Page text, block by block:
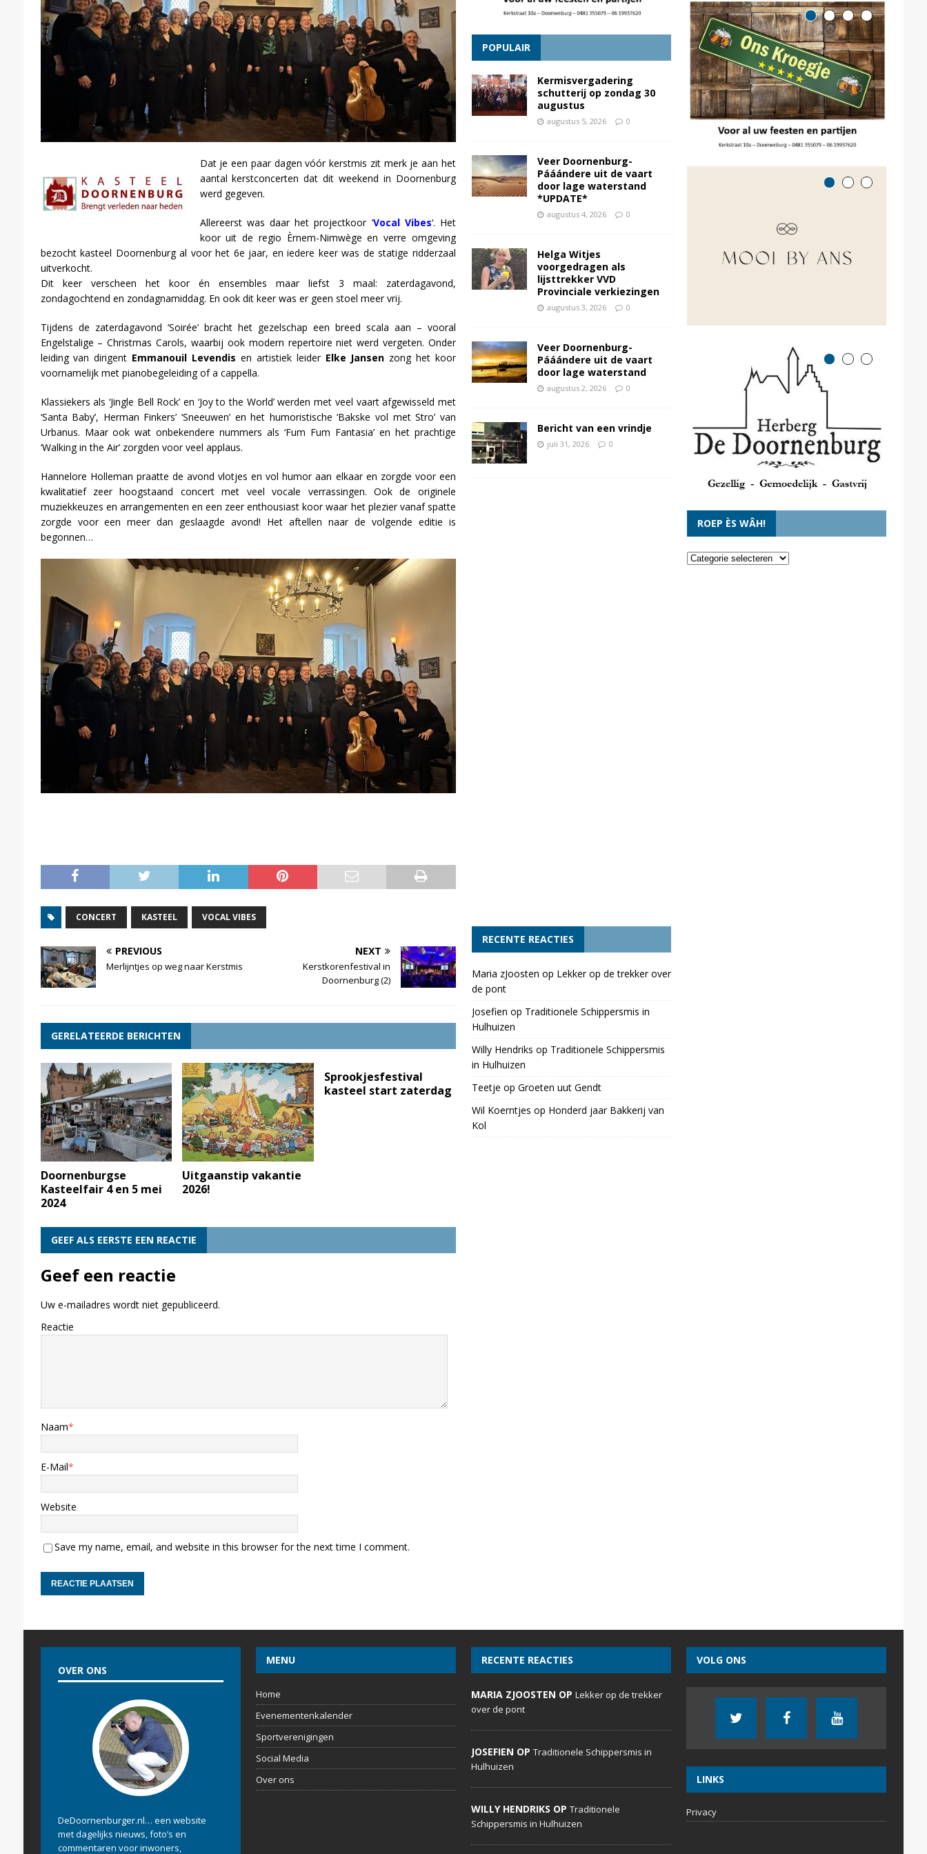
Dat je een paar dagen vóór kerstmis zit merk je aan het
aantal kerstconcerten dat dit weekend in Doornenburg
werd gegeven.
Allereerst was daar het projectkoor ‘Vocal Vibes‘. Het
koor uit de regio Èrnem-Nimwège en verre omgeving
bezocht kasteel Doornenburg al voor het 6e jaar, en iedere keer was de statige ridderzaal
uitverkocht.
Dit keer verscheen het koor én ensembles maar liefst 3 maal: zaterdagavond,
zondagochtend en zondagnamiddag. En ook dit keer was er geen stoel meer vrij.
Tijdens de zaterdagavond ‘Soirée’ bracht het gezelschap een breed scala aan – vooral
Engelstalige – Christmas Carols, waarbij ook modern repertoire niet werd vergeten. Onder
leiding van dirigent Emmanouil Levendis en artistiek leider Elke Jansen zong het koor
voornamelijk met pianobegeleiding of a cappella.
Klassiekers als ‘Jingle Bell Rock’ en ‘Joy to the World’ werden met veel vaart afgewisseld met
‘Santa Baby’, Herman Finkers’ ‘Sneeuwen’ en het humoristische ‘Bakske vol met Stro’ van
Urbanus. Maar ook wat onbekendere nummers als ‘Fum Fum Fantasia’ en het prachtige
‘Walking in the Air’ zorgden voor veel applaus.
Hannelore Holleman praatte de avond vlotjes en vol humor aan elkaar en zorgde voor een
kwalitatief zeer hoogstaand concert met veel vocale verrassingen. Ook de originele
muziekkeuzes en arrangementen en een zeer enthousiast koor waar het plezier vanaf spatte
zorgde voor een meer dan geslaagde avond! Het aftellen naar de volgende editie is
begonnen…
CONCERT KASTEEL VOCAL VIBES
PREVIOUS
Merlijntjes op weg naar Kerstmis
NEXT
Kerstkorenfestival in
Doornenburg (2)
GERELATEERDE BERICHTEN
Doornenburgse
Kasteelfair 4 en 5 mei
2024
Uitgaanstip vakantie
2026!
Sprookjesfestival
kasteel start zaterdag
GEEF ALS EERSTE EEN REACTIE
Geef een reactie
Uw e-mailadres wordt niet gepubliceerd.
Reactie
Naam*
E-Mail*
Website
Save my name, email, and website in this browser for the next time I comment.
POPULAIR
Kermisvergadering
schutterij op zondag 30
augustus
augustus 5, 2026 0
Veer Doornenburg-
Pááándere uit de vaart
door lage waterstand
*UPDATE*
augustus 4, 2026 0
Helga Witjes
voorgedragen als
lijsttrekker VVD
Provinciale verkiezingen
augustus 3, 2026 0
Veer Doornenburg-
Pááándere uit de vaart
door lage waterstand
augustus 2, 2026 0
Bericht van een vrindje
juli 31, 2026 0
RECENTE REACTIES
Maria zJoosten op Lekker op de trekker over
de pont
Josefien op Traditionele Schippersmis in
Hulhuizen
Willy Hendriks op Traditionele Schippersmis
in Hulhuizen
Teetje op Groeten uut Gendt
Wil Koerntjes op Honderd jaar Bakkerij van
Kol
ROEP ÈS WÂH!
OVER ONS
DeDoornenburger.nl… een website
met dagelijks nieuws, foto’s en
commentaren voor inwoners,
MENU
Home
Evenementenkalender
Sportverenigingen
Social Media
Over ons
RECENTE REACTIES
MARIA ZJOOSTEN OPLekker op de trekker
over de pont
JOSEFIEN OPTraditionele Schippersmis in
Hulhuizen
WILLY HENDRIKS OPTraditionele
Schippersmis in Hulhuizen
VOLG ONS
LINKS
Privacy